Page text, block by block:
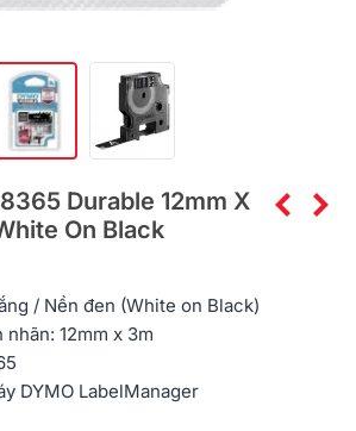
Durable 12mm X
On Black
/ Nền đen (White on Black)
12mm x 3m
DYMO LabelManager